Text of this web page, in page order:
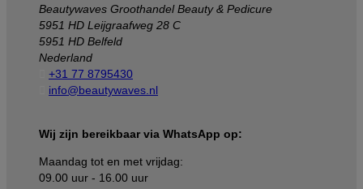
Beautywaves Groothandel Beauty & Pedicure
5951 HD Leijgraafweg 28 C
5951 HD Belfeld
Nederland
+31 77 8795430
info@beautywaves.nl
Wij zijn bereikbaar via WhatsApp op:
Maandag tot en met vrijdag:
09.00 uur - 16.00 uur